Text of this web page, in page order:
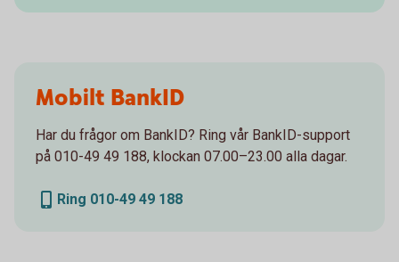
Mobilt BankID
Har du frågor om BankID? Ring vår BankID-support
på 010-49 49 188, klockan 07.00–23.00 alla dagar.
Ring 010-49 49 188